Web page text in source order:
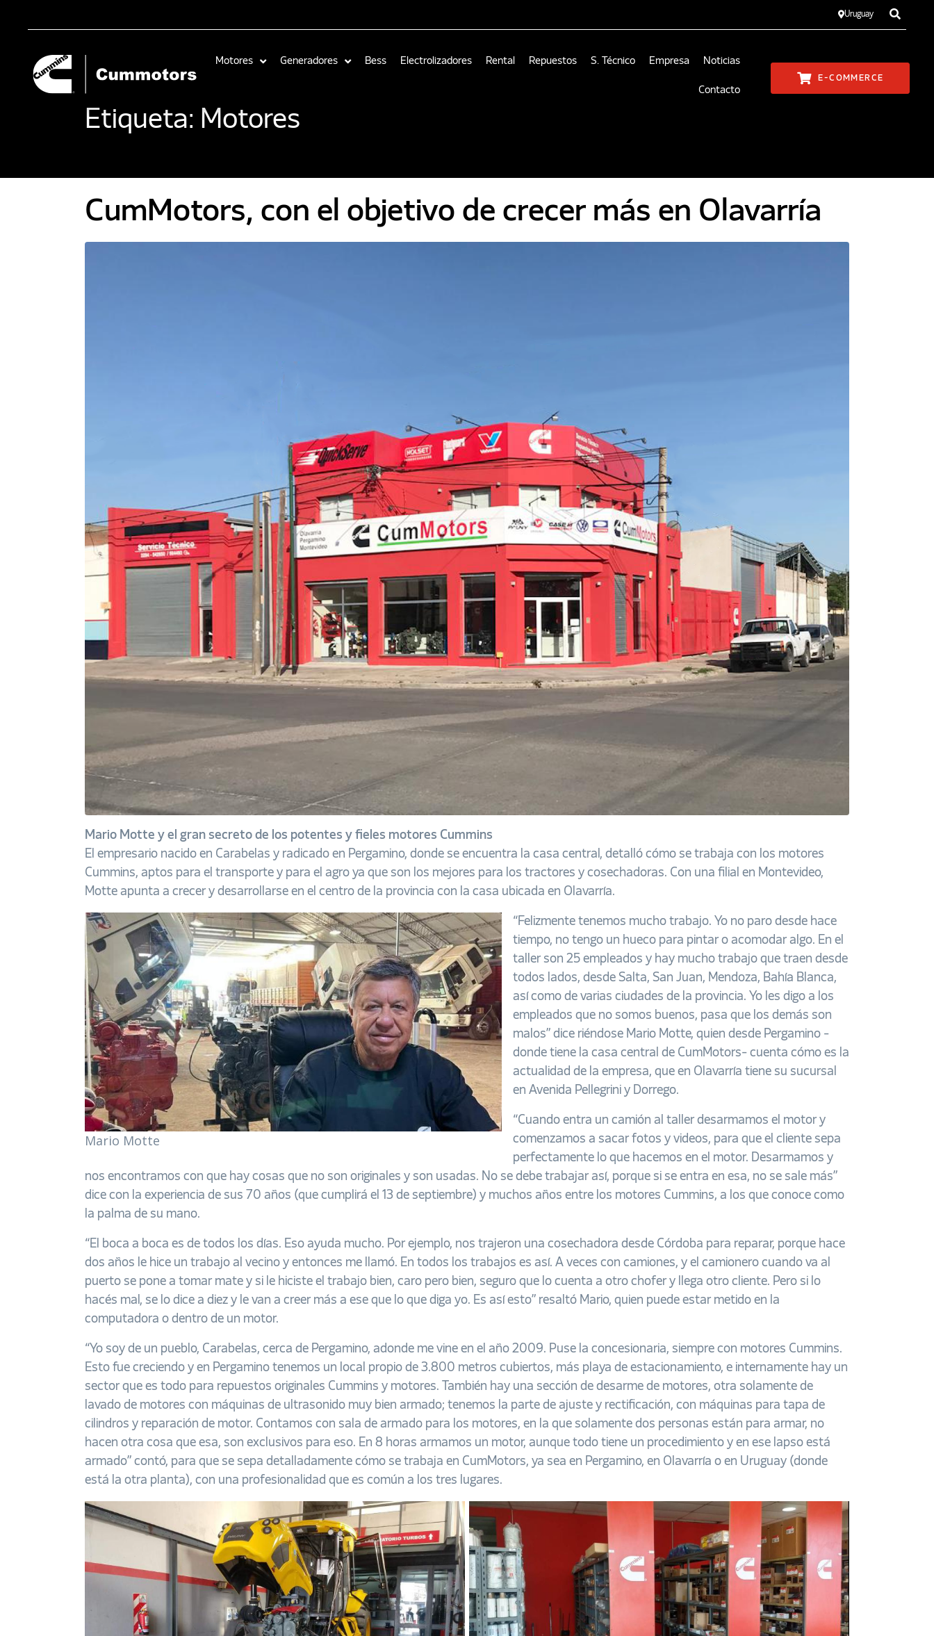
Uruguay
Motores Generadores Bess Electrolizadores Rental Repuestos S. Técnico Empresa Noticias
Contacto
E-COMMERCE
Etiqueta: Motores
CumMotors, con el objetivo de crecer más en Olavarría
Mario Motte y el gran secreto de los potentes y fieles motores Cummins
El empresario nacido en Carabelas y radicado en Pergamino, donde se encuentra la casa central, detalló cómo se trabaja con los motores
Cummins, aptos para el transporte y para el agro ya que son los mejores para los tractores y cosechadoras. Con una filial en Montevideo,
Motte apunta a crecer y desarrollarse en el centro de la provincia con la casa ubicada en Olavarría.
Mario Motte
“Felizmente tenemos mucho trabajo. Yo no paro desde hace
tiempo, no tengo un hueco para pintar o acomodar algo. En el
taller son 25 empleados y hay mucho trabajo que traen desde
todos lados, desde Salta, San Juan, Mendoza, Bahía Blanca,
así como de varias ciudades de la provincia. Yo les digo a los
empleados que no somos buenos, pasa que los demás son
malos” dice riéndose Mario Motte, quien desde Pergamino -
donde tiene la casa central de CumMotors- cuenta cómo es la
actualidad de la empresa, que en Olavarría tiene su sucursal
en Avenida Pellegrini y Dorrego.
“Cuando entra un camión al taller desarmamos el motor y
comenzamos a sacar fotos y videos, para que el cliente sepa
perfectamente lo que hacemos en el motor. Desarmamos y
nos encontramos con que hay cosas que no son originales y son usadas. No se debe trabajar así, porque si se entra en esa, no se sale más”
dice con la experiencia de sus 70 años (que cumplirá el 13 de septiembre) y muchos años entre los motores Cummins, a los que conoce como
la palma de su mano.
“El boca a boca es de todos los días. Eso ayuda mucho. Por ejemplo, nos trajeron una cosechadora desde Córdoba para reparar, porque hace
dos años le hice un trabajo al vecino y entonces me llamó. En todos los trabajos es así. A veces con camiones, y el camionero cuando va al
puerto se pone a tomar mate y si le hiciste el trabajo bien, caro pero bien, seguro que lo cuenta a otro chofer y llega otro cliente. Pero si lo
hacés mal, se lo dice a diez y le van a creer más a ese que lo que diga yo. Es así esto” resaltó Mario, quien puede estar metido en la
computadora o dentro de un motor.
“Yo soy de un pueblo, Carabelas, cerca de Pergamino, adonde me vine en el año 2009. Puse la concesionaria, siempre con motores Cummins.
Esto fue creciendo y en Pergamino tenemos un local propio de 3.800 metros cubiertos, más playa de estacionamiento, e internamente hay un
sector que es todo para repuestos originales Cummins y motores. También hay una sección de desarme de motores, otra solamente de
lavado de motores con máquinas de ultrasonido muy bien armado; tenemos la parte de ajuste y rectificación, con máquinas para tapa de
cilindros y reparación de motor. Contamos con sala de armado para los motores, en la que solamente dos personas están para armar, no
hacen otra cosa que esa, son exclusivos para eso. En 8 horas armamos un motor, aunque todo tiene un procedimiento y en ese lapso está
armado” contó, para que se sepa detalladamente cómo se trabaja en CumMotors, ya sea en Pergamino, en Olavarría o en Uruguay (donde
está la otra planta), con una profesionalidad que es común a los tres lugares.